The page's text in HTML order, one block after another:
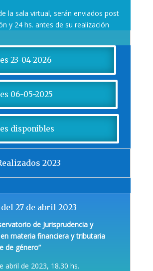
la sala virtual, serán enviados post
y 24 hs. antes de su realización
23-04-2026
06-05-2025
disponibles
2023
27 de abril 2023
de Jurisprudencia y
materia financiera y tributaria
de género”
abril de 2023, 18.30 hs.